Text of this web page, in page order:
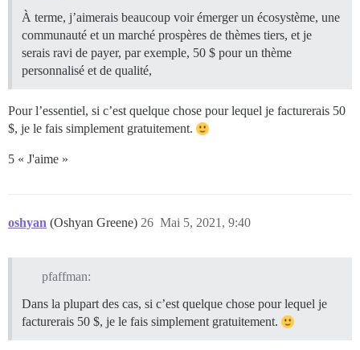
À terme, j’aimerais beaucoup voir émerger un écosystème, une
communauté et un marché prospères de thèmes tiers, et je
serais ravi de payer, par exemple, 50 $ pour un thème
personnalisé et de qualité,
Pour l’essentiel, si c’est quelque chose pour lequel je facturerais 50
$, je le fais simplement gratuitement.
5 « J'aime »
oshyan (Oshyan Greene) Mai 5, 2021, 9:40
26
pfaffman:
Dans la plupart des cas, si c’est quelque chose pour lequel je
facturerais 50 $, je le fais simplement gratuitement.